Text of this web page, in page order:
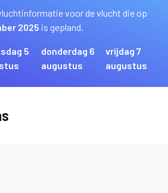
voor de vlucht die op
2025 is gepland.
5
donderdag 6
augustus
vrijdag 7
augustus